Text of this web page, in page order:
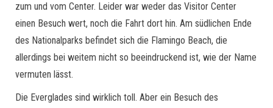
zum und vom Center. Leider war weder das Visitor Center
einen Besuch wert, noch die Fahrt dort hin. Am südlichen Ende
des Nationalparks befindet sich die Flamingo Beach, die
allerdings bei weitem nicht so beeindruckend ist, wie der Name
vermuten lässt.
Die Everglades sind wirklich toll. Aber ein Besuch des